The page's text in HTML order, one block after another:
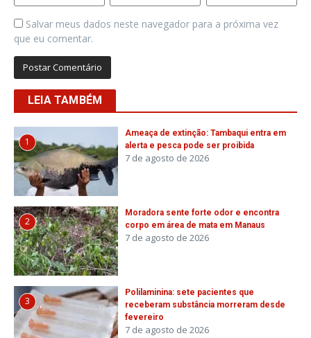
Salvar meus dados neste navegador para a próxima vez
que eu comentar.
LEIA TAMBÉM
1
Ameaça de extinção: Tambaqui entra em
alerta e pesca pode ser proibida
7 de agosto de 2026
2
Moradora sente forte odor e encontra
corpo em área de mata em Manaus
7 de agosto de 2026
3
Polilaminina: sete pacientes que
receberam substância morreram desde
fevereiro
7 de agosto de 2026